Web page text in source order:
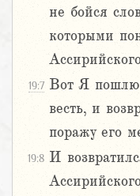
не бойся
которыми
19:7 Вот Я пошлю
весть, и
поражу его
19:8 И